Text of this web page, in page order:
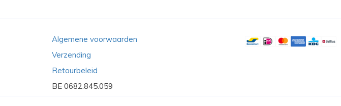
Algemene voorwaarden
Verzending
Retourbeleid
BE 0682.845.059